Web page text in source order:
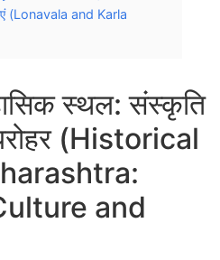
(Lonavala and Karla
स्थल: संस्कृति
(Historical
and